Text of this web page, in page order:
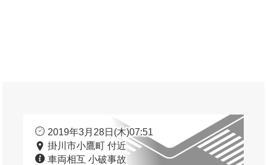
2019年3月28日(木)07:51
掛川市小鷹町 付近
車両相互 小破事故